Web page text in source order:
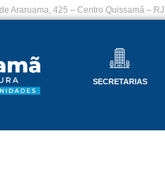
Araruama, 425 – Centro Quissamã –
SECRETARIAS